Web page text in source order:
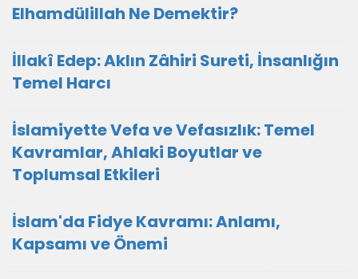
Elhamdülillah Ne Demektir?
İllakî Edep: Aklın Zâhiri Sureti, İnsanlığın
Temel Harcı
İslamiyette Vefa ve Vefasızlık: Temel
Kavramlar, Ahlaki Boyutlar ve
Toplumsal Etkileri
İslam'da Fidye Kavramı: Anlamı,
Kapsamı ve Önemi